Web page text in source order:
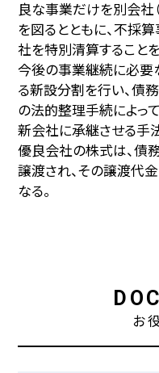
良な事業だけを別会社
を図るとともに、不採
社を特別清算することを
今後の事業継続に必要
る新設分割を行い、債
の法的整理手続によっ
新会社に承継させる手
優良会社の株式は、債
譲渡され、その譲渡代
なる。
お